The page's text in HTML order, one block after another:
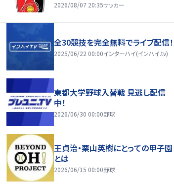
2026/08/07 20:35サッカー
全30競技を完全無料でライブ配信！
2025/06/22 00:00インターハイ(インハイ.tv)
東都大学野球入替戦 見逃し配信
中！
2026/06/30 00:00野球
王貞治・栗山英樹にとっての甲子園
とは
2026/06/15 00:00野球